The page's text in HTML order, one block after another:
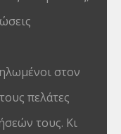
στον
πελάτες
τους. Κι